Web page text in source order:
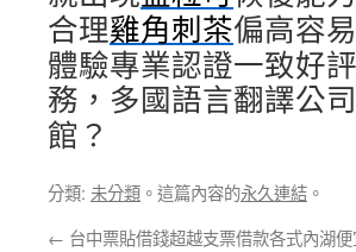
合理雞角刺茶偏高容
體驗專業認證一致好
務，多國語言翻譯公司
館？
分類: 未分類 。這篇內容的永久連結 。
← 台中票貼借錢超越支票借款各式內湖